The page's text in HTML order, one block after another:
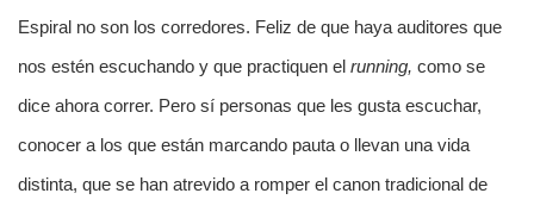
Espiral no son los corredores. Feliz de que haya auditores que
nos estén escuchando y que practiquen el running, como se
dice ahora correr. Pero sí personas que les gusta escuchar,
conocer a los que están marcando pauta o llevan una vida
distinta, que se han atrevido a romper el canon tradicional de